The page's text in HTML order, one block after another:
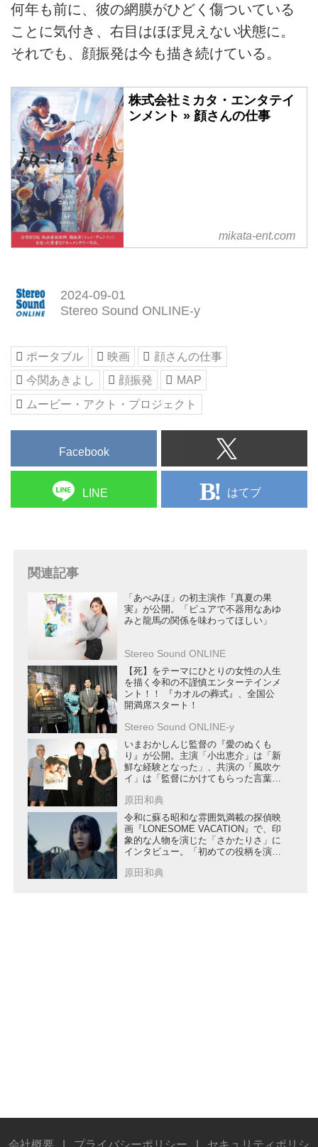
何年も前に、彼の網膜がひどく傷ついている
ことに気付き、右目はほぼ見えない状態に。
それでも、顔振発は今も描き続けている。
株式会社ミカタ・エンタテイ
ンメント » 顔さんの仕事
mikata-ent.com
2024-09-01
Stereo Sound ONLINE-y
ポータブル 映画
顔さんの仕事
今関あきよし
顔振発
MAP
ムービー・アクト・プロジェクト
Facebook
LINE はてブ
関連記事
「あべみほ」の初主演作『真夏の果
実』が公開。「ピュアで不器用なあゆ
みと龍馬の関係を味わってほしい」
Stereo Sound ONLINE
【死】をテーマにひとりの女性の人生
を描く令和の不謹慎エンターテインメ
ント！！ 『カオルの葬式』、全国公
開満席スタート！
Stereo Sound ONLINE-y
いまおかしんじ監督の『愛のぬくも
り』が公開。主演「小出恵介」は「新
鮮な経験となった」、共演の「風吹ケ
イ」は「監督にかけてもらった言葉が
原田和典
令和に蘇る昭和な雰囲気満載の探偵映
画『LONESOME VACATION』で、印
象的な人物を演じた「さかたりさ」に
インタビュー。「初めての役柄を演じ
原田和典